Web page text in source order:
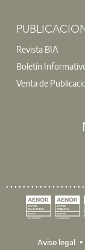
dimensional.
Revista BIA
Boletín
Venta de
Aviso legal